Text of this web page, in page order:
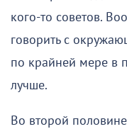
кого-то советов.
говорить с
по крайней мере в
лучше.
Во второй